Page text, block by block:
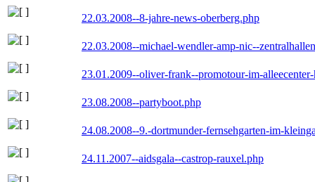
22.03.2008--8-jahre-news-oberberg.php
22.03.2008--michael-wendler-amp-nic--
23.01.2009--oliver-frank--promotour-im-
23.08.2008--partyboot.php
24.08.2008--9.-dortmunder-fernsehgarten-im-
24.11.2007--aidsgala--castrop-rauxel.php